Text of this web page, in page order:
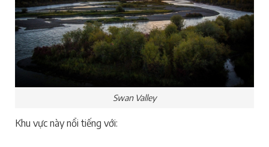
Swan Valley
Khu vực này nổi tiếng với: